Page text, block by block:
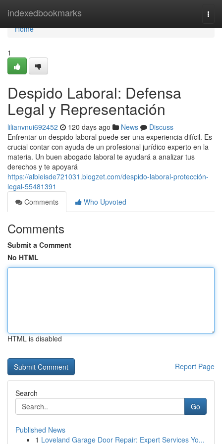
indexedbookmarks
Home
Home
1
Despido Laboral: Defensa
Legal y Representación
lilianvnui692452 120 days ago News
Discuss
Enfrentar un despido laboral puede ser una experiencia difícil. Es
crucial contar con ayuda de un profesional jurídico experto en la
materia. Un buen abogado laboral te ayudará a analizar tus
derechos y te apoyará
https://albieisde721031.blogzet.com/despido-laboral-protección-
legal-55481391
Comments
Who Upvoted
Comments
Submit a Comment
No HTML
HTML is disabled
Report Page
Search
Go
Published News
1 Loveland Garage Door Repair: Expert Services Yo...